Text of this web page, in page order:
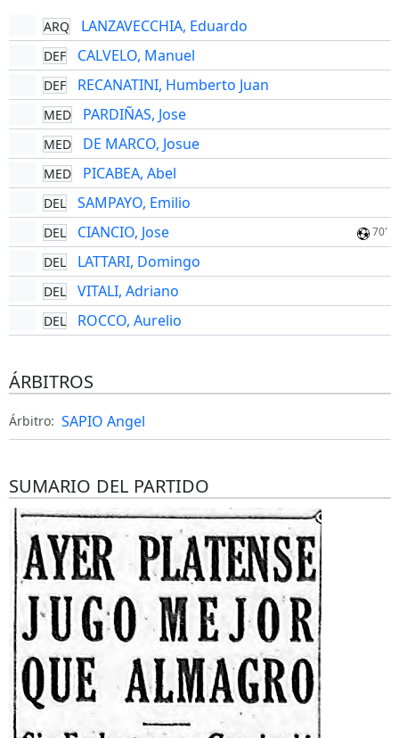
ARQ LANZAVECCHIA, Eduardo
DEF CALVELO, Manuel
DEF RECANATINI, Humberto Juan
MED PARDIÑAS, Jose
MED DE MARCO, Josue
MED PICABEA, Abel
DEL SAMPAYO, Emilio
DEL CIANCIO, Jose 70'
DEL LATTARI, Domingo
DEL VITALI, Adriano
DEL ROCCO, Aurelio
ÁRBITROS
Árbitro: SAPIO Angel
SUMARIO DEL PARTIDO